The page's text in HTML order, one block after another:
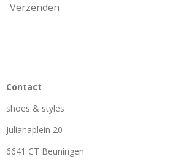
Verzenden
Contact
shoes & styles
Julianaplein 20
6641 CT Beuningen